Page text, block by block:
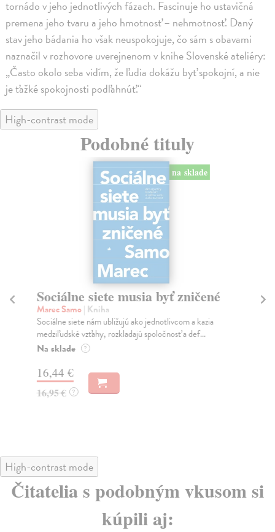
tornádo v jeho jednotlivých fázach. Fascinuje ho ustavičná
premena jeho tvaru a jeho hmotnosť – nehmotnosť. Daný
stav jeho bádania ho však neuspokojuje, čo sám s obavami
naznačil v rozhovore uverejnenom v knihe Slovenské ateliéry:
„Často okolo seba vidím, že ľudia dokážu byť spokojní, a nie
je ťažké spokojnosti podľahnúť.“
High-contrast mode
Podobné tituly
na sklade
Sociálne siete musia byť zničené
Marec Samo| Kniha
Sociálne siete nám ubližujú ako jednotlivcom a kazia
medziľudské vzťahy, rozkladajú spoločnosť a def...
Na sklade ?
16,44 €
16,95 € ?
High-contrast mode
Čitatelia s podobným vkusom si
kúpili aj: